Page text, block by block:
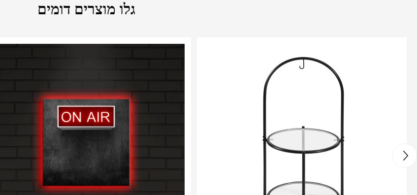
גלו מוצרים דומים